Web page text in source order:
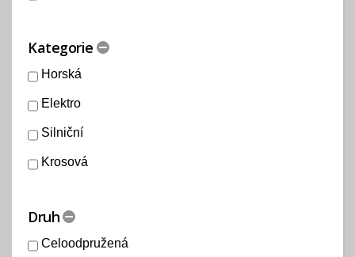
Kategorie
Horská
Elektro
Silniční
Krosová
Druh
Celoodpružená